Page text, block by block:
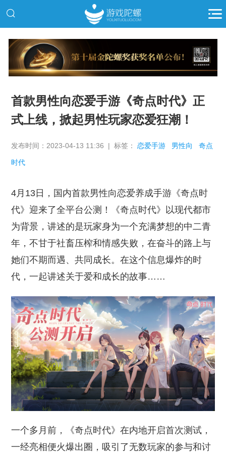
推广
首款男性向恋爱手游《奇点时代》正
式上线，掀起男性玩家恋爱狂潮！
发布时间：2023-04-13 11:36 | 标签：恋爱手游 男性向 奇点
时代
4月13日，国内首款男性向恋爱养成手游《奇点时
代》迎来了全平台公测！《奇点时代》以现代都市
为背景，讲述的是玩家身为一个充满梦想的中二青
年，不甘于社畜压榨和情感失败，在奋斗的路上与
她们不期而遇、共同成长。在这个信息爆炸的时
代，一起讲述关于爱和成长的故事……
一个多月前，《奇点时代》在内地开启首次测试，
一经亮相便火爆出圈，吸引了无数玩家的参与和讨